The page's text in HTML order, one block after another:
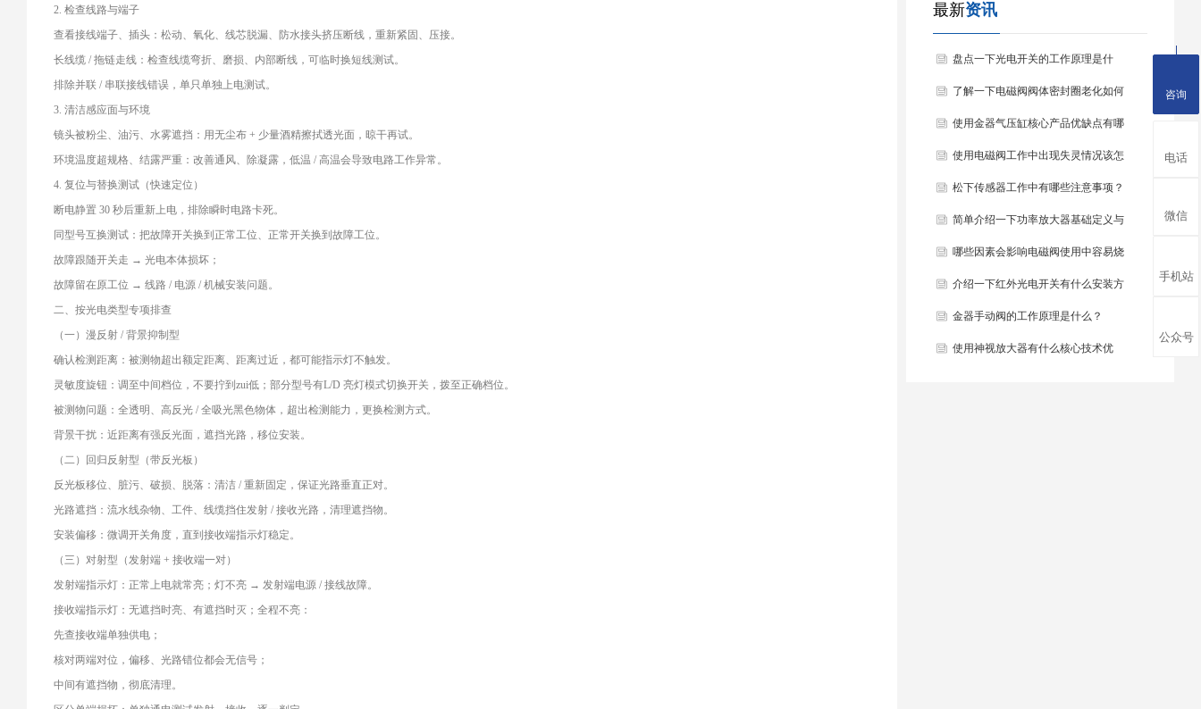
2. 检查线路与端子
查看接线端子、插头：松动、氧化、线芯脱漏、防水接头挤压断线，重新紧固、压接。
长线缆 / 拖链走线：检查线缆弯折、磨损、内部断线，可临时换短线测试。
排除并联 / 串联接线错误，单只单独上电测试。
3. 清洁感应面与环境
镜头被粉尘、油污、水雾遮挡：用无尘布 + 少量酒精擦拭透光面，晾干再试。
环境温度超规格、结露严重：改善通风、除凝露，低温 / 高温会导致电路工作异常。
4. 复位与替换测试（快速定位）
断电静置 30 秒后重新上电，排除瞬时电路卡死。
同型号互换测试：把故障开关换到正常工位、正常开关换到故障工位。
故障跟随开关走 → 光电本体损坏；
故障留在原工位 → 线路 / 电源 / 机械安装问题。
二、按光电类型专项排查
（一）漫反射 / 背景抑制型
确认检测距离：被测物超出额定距离、距离过近，都可能指示灯不触发。
灵敏度旋钮：调至中间档位，不要拧到zui低；部分型号有L/D 亮灯模式切换开关，拨至正确档位。
被测物问题：全透明、高反光 / 全吸光黑色物体，超出检测能力，更换检测方式。
背景干扰：近距离有强反光面，遮挡光路，移位安装。
（二）回归反射型（带反光板）
反光板移位、脏污、破损、脱落：清洁 / 重新固定，保证光路垂直正对。
光路遮挡：流水线杂物、工件、线缆挡住发射 / 接收光路，清理遮挡物。
安装偏移：微调开关角度，直到接收端指示灯稳定。
（三）对射型（发射端 + 接收端一对）
发射端指示灯：正常上电就常亮；灯不亮 → 发射端电源 / 接线故障。
接收端指示灯：无遮挡时亮、有遮挡时灭；全程不亮：
先查接收端单独供电；
核对两端对位，偏移、光路错位都会无信号；
中间有遮挡物，彻底清理。
最新资讯
盘点一下光电开关的工作原理是什
么？
了解一下电磁阀阀体密封圈老化如何
处理？
使用金器气压缸核心产品优缺点有哪
些？
使用电磁阀工作中出现失灵情况该怎
么办？
松下传感器工作中有哪些注意事项？
简单介绍一下功率放大器基础定义与
结构组成？
哪些因素会影响电磁阀使用中容易烧
毁？
介绍一下红外光电开关有什么安装方
法？
金器手动阀的工作原理是什么？
使用神视放大器有什么核心技术优
咨询
电话
微信
手机站
公众号